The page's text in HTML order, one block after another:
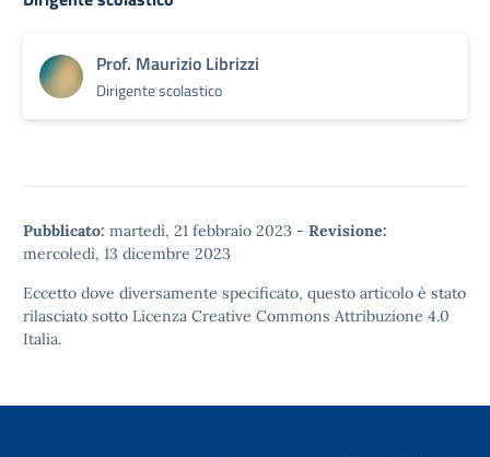
Prof. Maurizio Librizzi
Dirigente scolastico
Pubblicato: martedì, 21 febbraio 2023 - Revisione:
mercoledì, 13 dicembre 2023
Eccetto dove diversamente specificato, questo articolo è stato
rilasciato sotto Licenza Creative Commons Attribuzione 4.0
Italia.